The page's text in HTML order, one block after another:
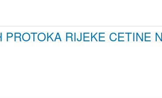
RIJEKE CETINE